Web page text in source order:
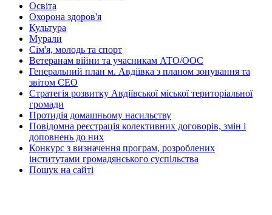
Освіта
Охорона здоров'я
Культура
Мурали
Сім'я, молодь та спорт
Ветеранам війни та учасникам АТО/ООС
Генеральний план м. Авдіївка з планом зонування та
звітом СЕО
Стратегія розвитку Авдіївської міської територіальної
громади
Протидія домашньому насильству
Повідомна реєстрація колективних договорів, змін і
доповнень до них
Конкурс з визначення програм, розроблених
інститутами громадянського суспільства
Пошук на сайті